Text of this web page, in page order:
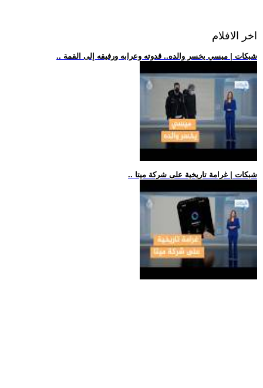
اخر الافلام
.. شبكات | ميسي يخسر والده.. قدوته وعرابه ورفيقه إلى القمة
.. شبكات | غرامة تاريخية على شركة ميتا